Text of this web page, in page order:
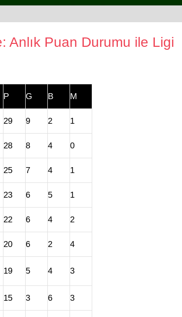
Anlık Puan Durumu ile Ligi
P G B M
29 9 2 1
28 8 4 0
25 7 4 1
23 6 5 1
22 6 4 2
20 6 2 4
19 5 4 3
15 3 6 3